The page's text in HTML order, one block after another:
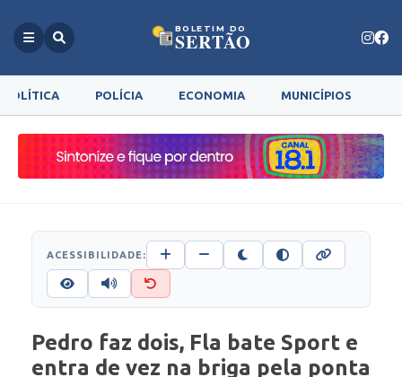
BOLETIM DO
SERTÃO
POLÍTICA POLÍCIA ECONOMIA MUNICÍPIOS
ACESSIBILIDADE:
Pedro faz dois, Fla bate Sport e
entra de vez na briga pela ponta